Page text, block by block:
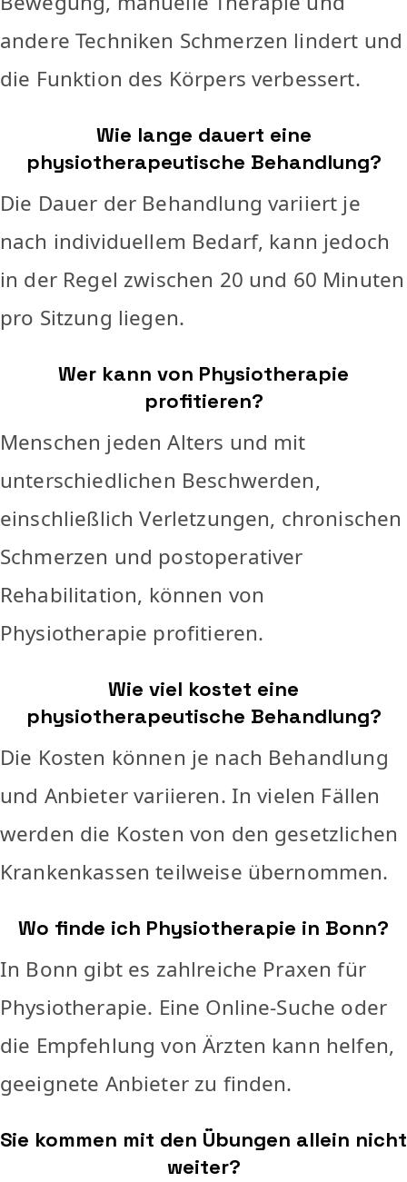
andere Techniken Schmerzen lindert und
die Funktion des Körpers verbessert.
Wie lange dauert eine
physiotherapeutische Behandlung?
Die Dauer der Behandlung variiert je
nach individuellem Bedarf, kann jedoch
in der Regel zwischen 20 und 60 Minuten
pro Sitzung liegen.
Wer kann von Physiotherapie
profitieren?
Menschen jeden Alters und mit
unterschiedlichen Beschwerden,
einschließlich Verletzungen, chronischen
Schmerzen und postoperativer
Rehabilitation, können von
Physiotherapie profitieren.
Wie viel kostet eine
physiotherapeutische Behandlung?
Die Kosten können je nach Behandlung
und Anbieter variieren. In vielen Fällen
werden die Kosten von den gesetzlichen
Krankenkassen teilweise übernommen.
Wo finde ich Physiotherapie in Bonn?
In Bonn gibt es zahlreiche Praxen für
Physiotherapie. Eine Online-Suche oder
die Empfehlung von Ärzten kann helfen,
geeignete Anbieter zu finden.
Sie kommen mit den Übungen allein nicht
weiter?